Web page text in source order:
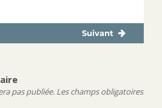
Suivant
Publication
pas publiée. Les champs obligatoires